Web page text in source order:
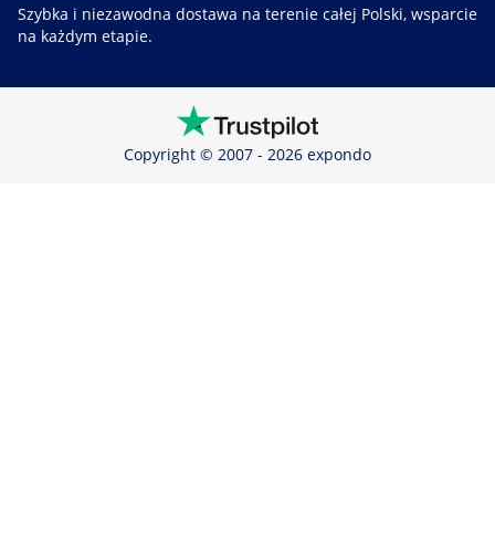
Szybka i niezawodna dostawa na terenie całej Polski, wsparcie
na każdym etapie.
Copyright © 2007 - 2026 expondo